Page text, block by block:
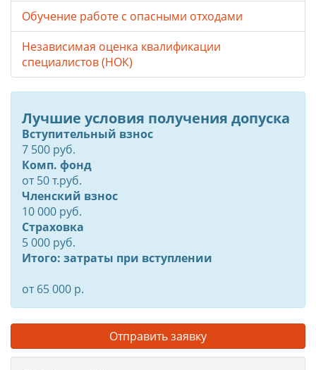
Обучение работе с опасными отходами
Независимая оценка квалификации
специалистов (НОК)
Лучшие условия получения допуска
Вступительный взнос
7 500 руб.
Комп. фонд
от50т.руб.
Членский взнос
10 000 руб.
Страховка
5 000 руб.
Итого: затраты при вступлении
от 65 000 р.
Отправить заявку